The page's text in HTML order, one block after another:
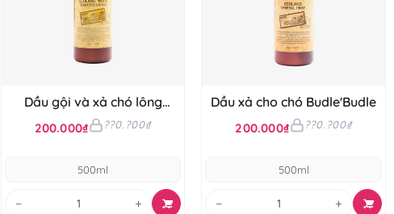
Dầu gội và xả chó lông
trắng Budle'Budle
200.000₫ ??0.?00₫
500ml
− +
Dầu xả cho chó Budle'Budle
200.000₫ ??0.?00₫
500ml
− +